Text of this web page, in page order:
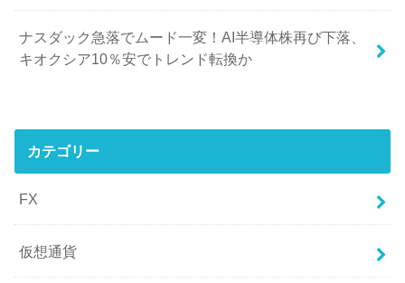
ナスダック急落でムード一変！AI半導体株再び下落、
キオクシア10％安でトレンド転換か
カテゴリー
FX
仮想通貨